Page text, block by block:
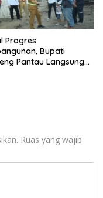
Progres
Bupati
Pantau Langsung
Ruas yang wajib